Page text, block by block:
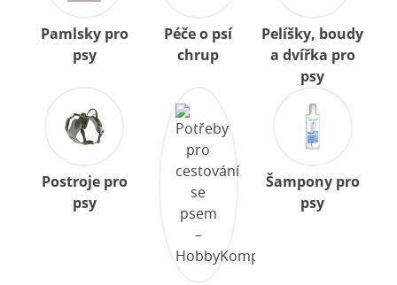
Pamlsky pro
psy
Péče o psí
chrup
Pelíšky, boudy
a dvířka pro
psy
Postroje pro
psy
Šampony pro
psy